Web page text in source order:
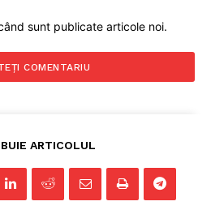
sunt publicate articole noi.
ARTICOLUL